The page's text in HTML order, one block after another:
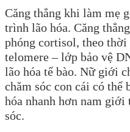
Căng thẳng khi làm mẹ
trình lão hóa. Căng
phóng cortisol, theo
telomere – lớp bảo vệ
lão hóa tế bào. Nữ giới
chăm sóc con cái có thể
hóa nhanh hơn nam
sóc.